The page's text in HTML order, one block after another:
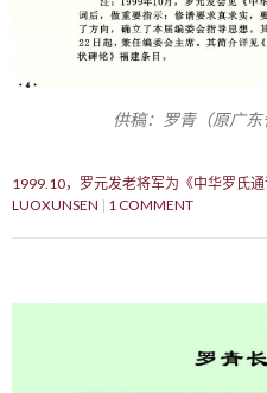
供稿：罗青（原广
1999.10，罗元发老将军为《中华罗氏
LUOXUNSEN
1 COMMENT